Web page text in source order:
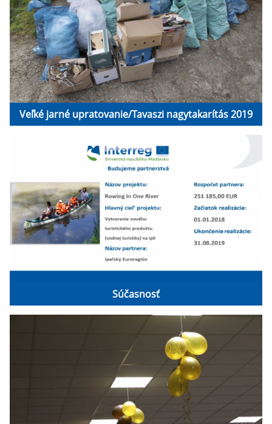
Veľké jarné upratovanie/Tavaszi nagytakarítás 2019
Súčasnosť